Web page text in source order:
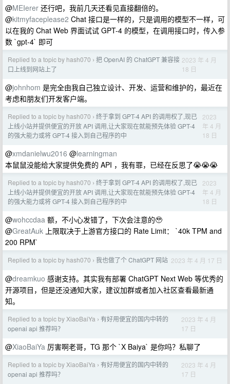
@MEIerer 还行吧，我前几天还看见直接翻倍的。
@kitmyfaceplease2 Chat 接口是一样的，只是调用的模型不一样，可
以在我的 Chat Web 界面试试 GPT-4 的模型，在调用接口时，传入参
数 `gpt-4` 即可
Replied to a topic by hash070 › 把 OpenAI 的 ChatGPT 兼容接
口上线到网站上了
2023 年 4 月
18 日
@johnhom 是完全由我自己独立设计、开发、运营和维护的，最近在
考虑和朋友们开发客户端。
Replied to a topic by hash070 › 终于拿到 GPT-4 API 的调用权了,现已
上线小站并提供便宜的开放 API 调用,让大家现在就能预先体验 GPT-4
的强大能力或将 GPT-4 接入到自己程序的中
2023
年 4 月
18 日
@xmdanielwu2016 @learningman
本鼠鼠没能给大家提供免费的 API ，我有罪，已经在反思了😭😭😭
Replied to a topic by hash070 › 终于拿到 GPT-4 API 的调用权了,现已
上线小站并提供便宜的开放 API 调用,让大家现在就能预先体验 GPT-4
的强大能力或将 GPT-4 接入到自己程序的中
2023
年 4 月
18 日
@wohccdaa 额，不小心发错了，下次会注意的🥹
@GreatAuk 上限取决于上游官方接口的 Rate Limit： `40k TPM and
200 RPM`
Replied to a topic by hash070 › 我也做了个 ChatGPT 网站 2023 年 4 月 17 日
@dreamkuo 感谢支持。其实我有部署 ChatGPT Next Web 等优秀的
开源项目，但是还没通知大家，建议加群或者加入社区查看最新通
知。
Replied to a topic by XiaoBaiYa › 有好用便宜的国内中转的
openai api 推荐吗？
2023 年 4 月
17 日
@XiaoBaiYa 厉害啊老哥，TG 那个 `X Baiya` 是你吗？私聊了
Replied to a topic by XiaoBaiYa › 有好用便宜的国内中转的
openai api 推荐吗？
2023 年 4 月
17 日